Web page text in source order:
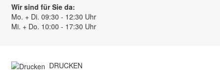
Wir sind für Sie da:
Mo. + Di. 09:30 - 12:30 Uhr
Mi. + Do. 10:00 - 17:30 Uhr
DRUCKEN